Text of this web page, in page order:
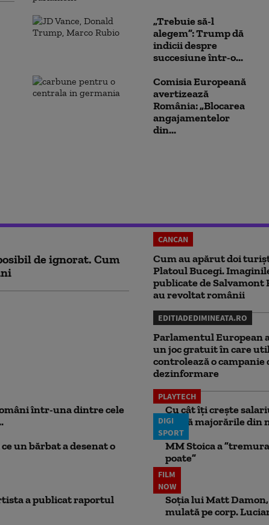
„Trebuie să-l
alegem”: Trump dă
indicii despre
succesiune într-o...
Comisia Europeană
avertizează
România: „Blocarea
angajamentelor
din...
de ignorat. Cum
CANCAN
Cum au apărut doi
Platoul Bucegi.
publicate de Salvamont
au revoltat românii
EDITIADEDIMINEATA.RO
Parlamentul European
un joc gratuit în care
controlează o campanie
dezinformare
într-una dintre cele
PLAYTECH
Cu cât îți crește
aplică majorările din
un bărbat a desenat o
DIGI
SPORT
MM Stoica a
poate”
a publicat raportul
FILM
NOW
Soția lui Matt
mulată pe corp.